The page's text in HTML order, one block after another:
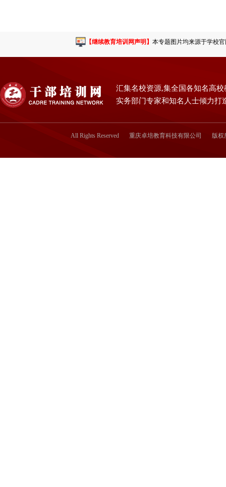
【继续教育培训网声明】 本专题图片均来源于学校
汇集名校资源,集全国各知名高校
实务部门专家和知名人士倾力打
All Rights Reserved 重庆卓培教育科技有限公司 版权